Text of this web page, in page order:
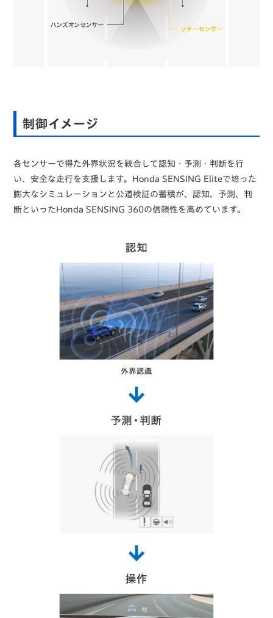
制御イメージ
各センサーで得た外界状況を統合して認知・予測・判断を行
い、安全な走行を支援します。Honda SENSING Eliteで培った
膨大なシミュレーションと公道検証の蓄積が、認知、予測、判
断といったHonda SENSING 360の信頼性を高めています。